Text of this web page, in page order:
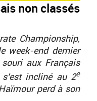
non classés
Championship,
week-end dernier
aux Français
incliné au 2e
perd à son